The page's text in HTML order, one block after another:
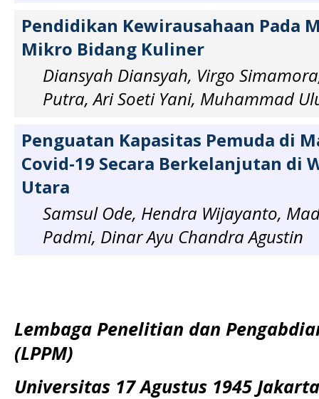
Pendidikan Kewirausahaan Pada
Mikro Bidang Kuliner
Diansyah Diansyah, Virgo
Putra, Ari Soeti Yani, Muhammad
Penguatan Kapasitas Pemuda di
Covid-19 Secara Berkelanjutan di
Utara
Samsul Ode, Hendra Wijayanto,
Padmi, Dinar Ayu Chandra Agustin
Lembaga Penelitian dan
(LPPM)
Universitas 17 Agustus 1945 Jakarta